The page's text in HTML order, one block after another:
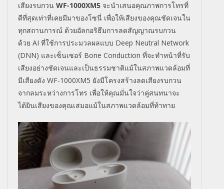
เสียงรบกวน WF-1000XM5 จะนำเสนอคุณภาพการโทรที่
ดีที่สุดเท่าที่เคยมีมาของโซนี่ เพื่อให้เสียงของคุณชัดเจนใน
ทุกสถานการณ์ ด้วยอัลกอริธึมการลดสัญญาณรบกวน
ด้วย AI ที่ใช้การประมวลผลแบบ Deep Neutral Network
(DNN) และเซ็นเซอร์ Bone Conduction ที่จะทำหน้าที่รับ
เสียงอย่างชัดเจนและเป็นธรรมชาติแม้ในสภาพแวดล้อมที่
มีเสียงดัง WF-1000XM5 ยังมีโครงสร้างลดเสียงรบกวน
จากลมระหว่างการโทร เพื่อให้คุณมั่นใจว่าคู่สนทนาจะ
ได้ยินเสียงของคุณเสมอแม้ในสภาพแวดล้อมที่ท้าทาย